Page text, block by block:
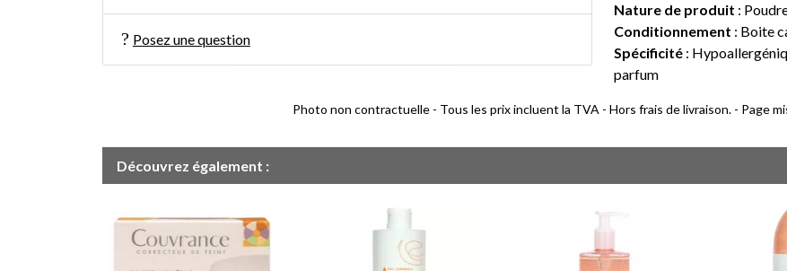
Posez une question
Nature de produit :
Conditionnement : Boite
Spécificité :
parfum
Photo non contractuelle - Tous les prix incluent la TVA - Hors frais de livraison. - Page
Découvrez également :